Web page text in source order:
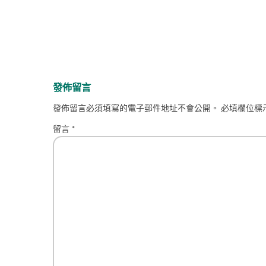
發佈留言
發佈留言必須填寫的電子郵件地址不會公開。 必填欄位標
留言 *